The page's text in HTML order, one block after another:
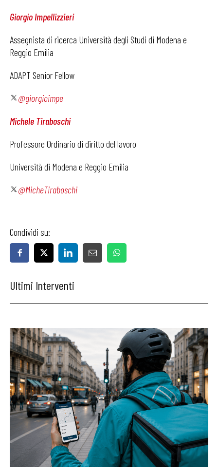
Giorgio Impellizzieri
Assegnista di ricerca Università degli Studi di Modena e
Reggio Emilia
ADAPT Senior Fellow
@giorgioimpe
Michele Tiraboschi
Professore Ordinario di diritto del lavoro
Università di Modena e Reggio Emilia
@MicheTiraboschi
Condividi su:
Ultimi Interventi